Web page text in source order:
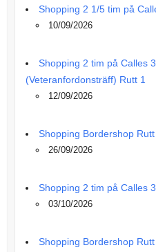
Shopping 2 1/5 tim på
10/09/2026
Shopping 2 tim på Calles
(Veteranfordonsträff) Rutt 1
12/09/2026
Shopping Bordershop Rutt
26/09/2026
Shopping 2 tim på Calles
03/10/2026
Shopping Bordershop Rutt